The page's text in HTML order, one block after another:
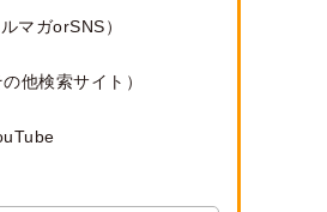
マガorSNS）
他検索サイト）